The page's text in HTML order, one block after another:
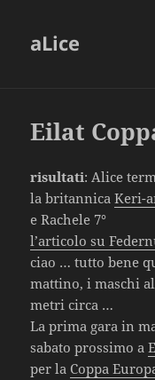
aLice
Eilat
risultati: Alice
la britannicaKeri-
e Rachele 7°
l’articolo su
ciao … tutto bene
mattino, i maschi
metri circa …
La prima gara in
sabato prossimo a
per la Coppa